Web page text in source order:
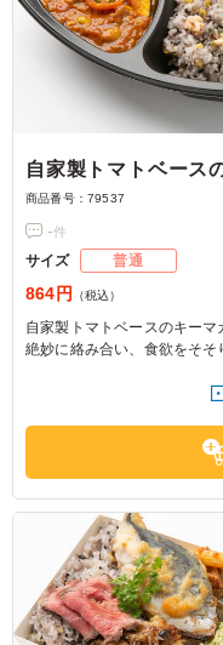
自家製トマトベース
商品番号： 79537
-件
サイズ 普通
864円 （税込）
自家製トマトベースのキー
絶妙に絡み合い、食欲をそ